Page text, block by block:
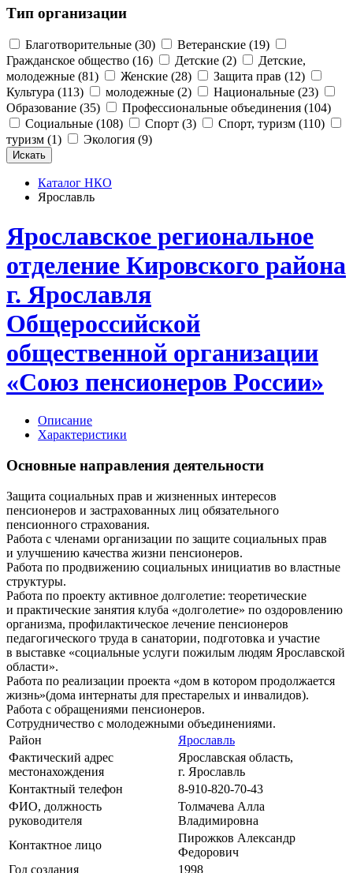
Тип организации
Благотворительные (30)
Ветеранские (19)
Гражданское общество (16)
Детские (2)
Детские,
молодежные (81)
Женские (28)
Защита прав (12)
Культура (113)
молодежные (2)
Национальные (23)
Образование (35)
Профессиональные объединения (104)
Социальные (108)
Спорт (3)
Спорт, туризм (110)
туризм (1)
Экология (9)
Каталог НКО
Ярославль
Ярославское региональное
отделение Кировского района
г. Ярославля
Общероссийской
общественной организации
«Союз пенсионеров России»
Описание
Характеристики
Основные направления деятельности
Защита социальных прав и жизненных интересов
пенсионеров и застрахованных лиц обязательного
пенсионного страхования.
Работа с членами организации по защите социальных прав
и улучшению качества жизни пенсионеров.
Работа по продвижению социальных инициатив во властные
структуры.
Работа по проекту активное долголетие: теоретические
и практические занятия клуба «долголетие» по оздоровлению
организма, профилактическое лечение пенсионеров
педагогического труда в санатории, подготовка и участие
в выставке «социальные услуги пожилым людям Ярославской
области».
Работа по реализации проекта «дом в котором продолжается
жизнь»(дома интернаты для престарелых и инвалидов).
Работа с обращениями пенсионеров.
Сотрудничество с молодежными объединениями.
Район
Ярославль
Фактический адрес
местонахождения
Ярославская область,
г. Ярославль
Контактный телефон
8-910-820-70-43
ФИО, должность
руководителя
Толмачева Алла
Владимировна
Контактное лицо
Пирожков Александр
Федорович
Год создания
1998